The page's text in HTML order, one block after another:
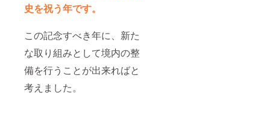
史を祝う年です。
この記念すべき年に、新た
な取り組みとして境内の整
備を行うことが出来ればと
考えました。